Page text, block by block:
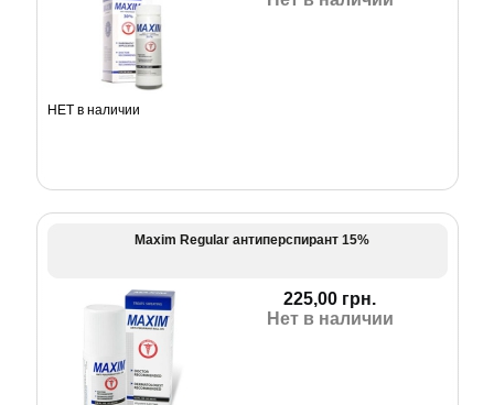
НЕТ в наличии
Maxim Regular антиперспирант 15%
225,00 грн.
Нет в наличии